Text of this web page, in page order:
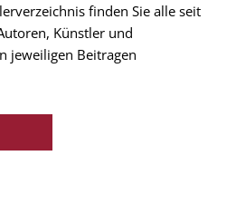
finden Sie alle seit
Künstler und
jeweiligen Beitragen